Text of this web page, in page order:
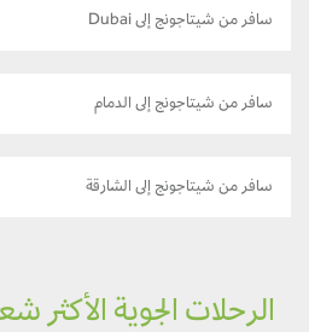
سافر من شيتاجونج إلى Dubai
سافر من شيتاجونج إلى الدمام
سافر من شيتاجونج إلى الشارقة
الرحلات الجوية الأكثر